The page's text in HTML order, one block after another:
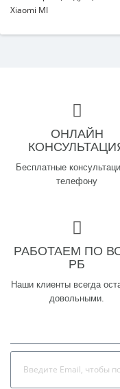
Xiaomi MI
ОНЛАЙН
Бесплатные
телефону
РАБОТАЕМ ПО
РБ
Наши клиенты всегда
довольными.